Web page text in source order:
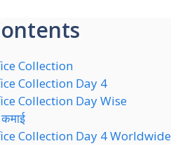
Collection
Collection Day 4
Collection Day Wise
Collection Day 4 Worldwide